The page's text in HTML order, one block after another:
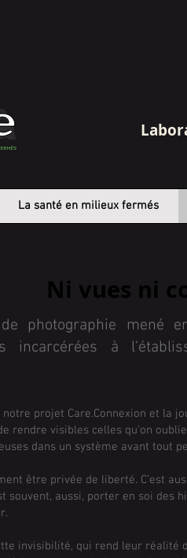
La santé en milieux fermés
Ni vues ni
photographie mené
incarcérées à
notre projet Care.Connexion et
rendre visibles celles qu’on
dans un système avant tout
être privée de liberté. C’est
souvent, aussi, porter en soi des
invisibilité, qui rend leur